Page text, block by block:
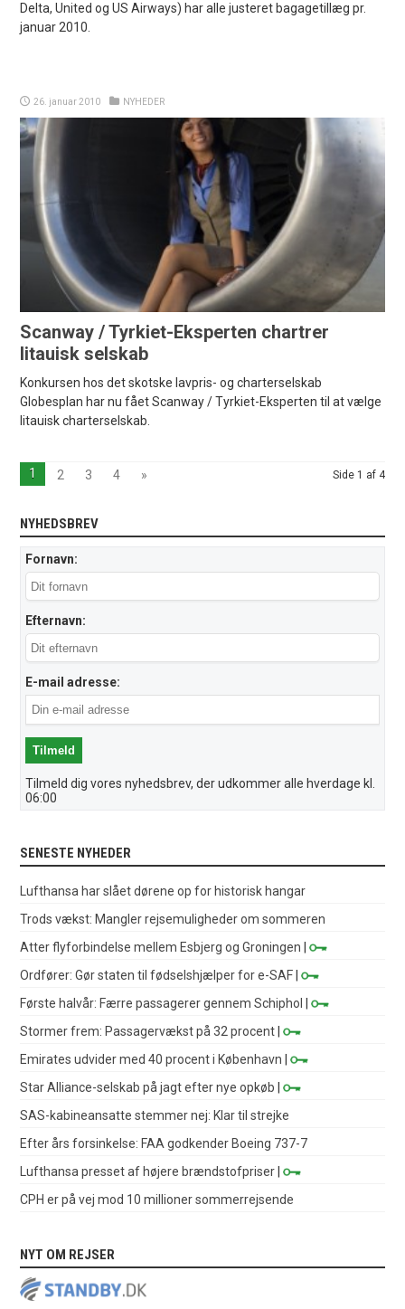
Delta, United og US Airways) har alle justeret bagagetillæg pr.
januar 2010.
26. januar 2010 NYHEDER
Scanway / Tyrkiet-Eksperten chartrer
litauisk selskab
Konkursen hos det skotske lavpris- og charterselskab
Globesplan har nu fået Scanway / Tyrkiet-Eksperten til at vælge
litauisk charterselskab.
Side 1 af 4
1 2 3 4 »
NYHEDSBREV
Fornavn:
Efternavn:
E-mail adresse:
Tilmeld dig vores nyhedsbrev, der udkommer alle hverdage kl.
06:00
SENESTE NYHEDER
Lufthansa har slået dørene op for historisk hangar
Trods vækst: Mangler rejsemuligheder om sommeren
Atter flyforbindelse mellem Esbjerg og Groningen |
Ordfører: Gør staten til fødselshjælper for e-SAF |
Første halvår: Færre passagerer gennem Schiphol
|
Stormer frem: Passagervækst på 32 procent |
Emirates udvider med 40 procent i København |
Star Alliance-selskab på jagt efter nye opkøb |
SAS-kabineansatte stemmer nej: Klar til strejke
Efter års forsinkelse: FAA godkender Boeing 737-7
Lufthansa presset af højere brændstofpriser |
CPH er på vej mod 10 millioner sommerrejsende
NYT OM REJSER